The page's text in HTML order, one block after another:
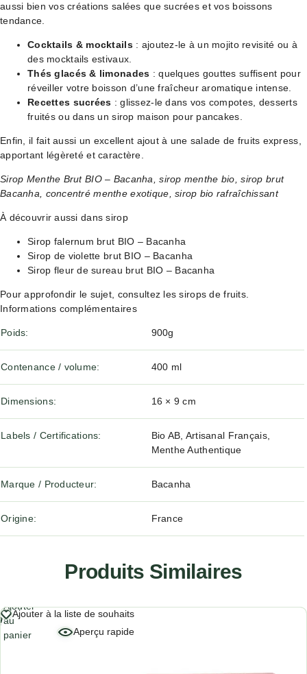
aussi bien vos créations salées que sucrées et vos boissons
tendance.
Cocktails & mocktails: ajoutez-le à un mojito revisité ou à
des mocktails estivaux.
Thés glacés & limonades : quelques gouttes suffisent pour
réveiller votre boisson d’une fraîcheur aromatique intense.
Recettes sucrées : glissez-le dans vos compotes, desserts
fruités ou dans un sirop maison pour pancakes.
Enfin, il fait aussi un excellent ajout à une salade de fruits express,
apportant légèreté et caractère.
Sirop Menthe Brut BIO – Bacanha, sirop menthe bio, sirop brut
Bacanha, concentré menthe exotique, sirop bio rafraîchissant
À découvrir aussi dans sirop
Sirop falernum brut BIO – Bacanha
Sirop de violette brut BIO – Bacanha
Sirop fleur de sureau brut BIO – Bacanha
Pour approfondir le sujet, consultez les sirops de fruits.
Informations complémentaires
Poids 900g
Dimensions 16 × 9 cm
Contenance / volume 400 ml
Labels / Certifications
Bio AB, Artisanal Français,
Menthe Authentique
Marque / Producteur Bacanha
Origine France
Produits Similaires
Ajouter à la liste de souhaits
Aperçu rapide
Ajouter
au
panier